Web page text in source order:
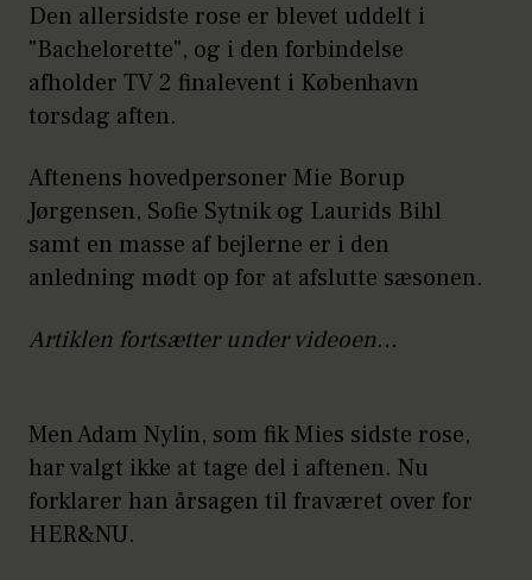
Den allersidste rose er blevet uddelt i
"Bachelorette", og i den forbindelse
afholder TV 2 finalevent i København
torsdag aften.
Aftenens hovedpersoner Mie Borup
Jørgensen, Sofie Sytnik og Laurids Bihl
samt en masse af bejlerne er i den
anledning mødt op for at afslutte sæsonen.
Artiklen fortsætter under videoen...
Men Adam Nylin, som fik Mies sidste rose,
har valgt ikke at tage del i aftenen. Nu
forklarer han årsagen til fraværet over for
HER&NU.